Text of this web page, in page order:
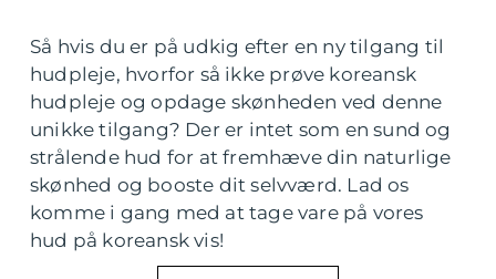
Så hvis du er på udkig efter en ny tilgang til
hudpleje, hvorfor så ikke prøve koreansk
hudpleje og opdage skønheden ved denne
unikke tilgang? Der er intet som en sund og
strålende hud for at fremhæve din naturlige
skønhed og booste dit selvværd. Lad os
komme i gang med at tage vare på vores
hud på koreansk vis!